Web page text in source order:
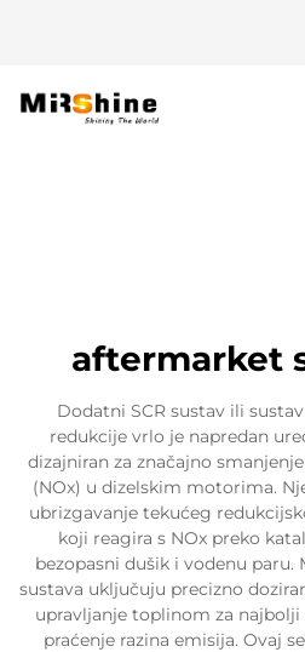
aftermarket
Dodatni SCR sustav ili
redukcije vrlo je napredan
dizajniran za značajno
(NOx) u dizelskim motorima.
ubrizgavanje tekućeg
koji reagira s NOx preko
bezopasni dušik i vodenu paru.
sustava uključuju precizno
upravljanje toplinom za
praćenje razina emisija. Ovaj